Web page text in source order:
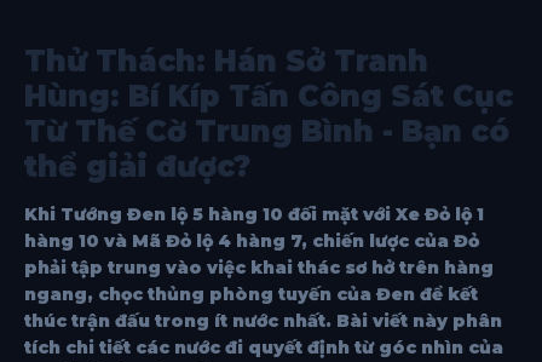
Thử Thách: Hán Sở Tranh
Hùng: Bí Kíp Tấn Công Sát Cục
Từ Thế Cờ Trung Bình - Bạn có
thể giải được?
Khi Tướng Đen lộ 5 hàng 10 đối mặt với Xe Đỏ lộ 1
hàng 10 và Mã Đỏ lộ 4 hàng 7, chiến lược của Đỏ
phải tập trung vào việc khai thác sơ hở trên hàng
ngang, chọc thủng phòng tuyến của Đen để kết
thúc trận đấu trong ít nước nhất. Bài viết này phân
tích chi tiết các nước đi quyết định từ góc nhìn của